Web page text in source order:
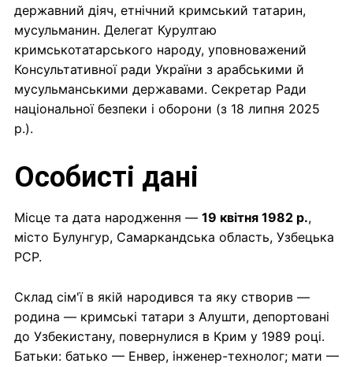
державний діяч, етнічний кримський татарин,
мусульманин. Делегат Курултаю
кримськотатарського народу, уповноважений
Консультативної ради України з арабськими й
мусульманськими державами. Секретар Ради
національної безпеки і оборони (з 18 липня 2025
р.).
Особисті дані
Місце та дата народження — 19 квітня 1982 р.,
місто Булунгур, Самаркандська область, Узбецька
РСР.
Склад сім'ї в якій народився та яку створив —
родина — кримські татари з Алушти, депортовані
до Узбекистану, повернулися в Крим у 1989 році.
Батьки: батько — Енвер, інженер-технолог; мати —